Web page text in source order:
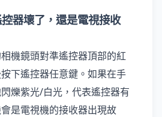
器壞了，還是電視接收
機鏡頭對準遙控器頂部的紅
下遙控器任意鍵。如果在手
爍紫光/白光，代表遙控器有
是電視機的接收器出現故